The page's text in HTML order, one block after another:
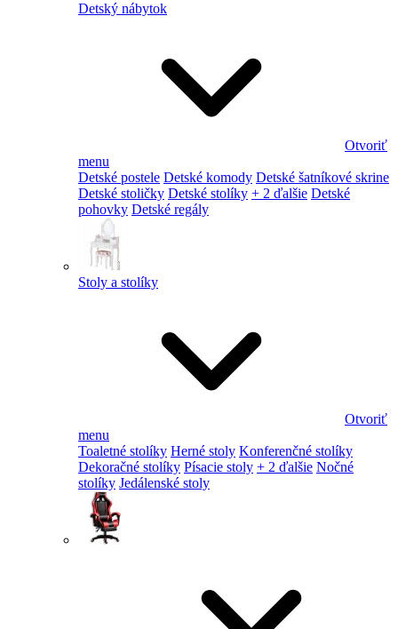
Detský nábytok
Otvoriť
menu
Detské postele Detské komody Detské šatníkové skrine
Detské stoličky Detské stolíky + 2 ďalšie Detské
pohovky Detské regály
Stoly a stolíky
Otvoriť
menu
Toaletné stolíky Herné stoly Konferenčné stolíky
Dekoračné stolíky Písacie stoly + 2 ďalšie Nočné
stolíky Jedálenské stoly